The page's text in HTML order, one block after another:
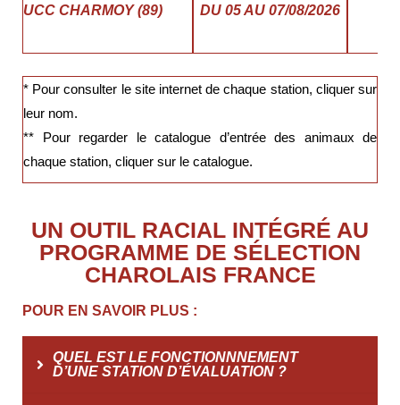
UCC CHARMOY (89) DU 05 AU 07/08/2026
* Pour consulter le site internet de chaque station, cliquer sur
leur nom.
** Pour regarder le catalogue d’entrée des animaux de
chaque station, cliquer sur le catalogue.
UN OUTIL RACIAL INTÉGRÉ AU
PROGRAMME DE SÉLECTION
CHAROLAIS FRANCE
POUR EN SAVOIR PLUS :
QUEL EST LE FONCTIONNNEMENT
D’UNE STATION D’ÉVALUATION ?